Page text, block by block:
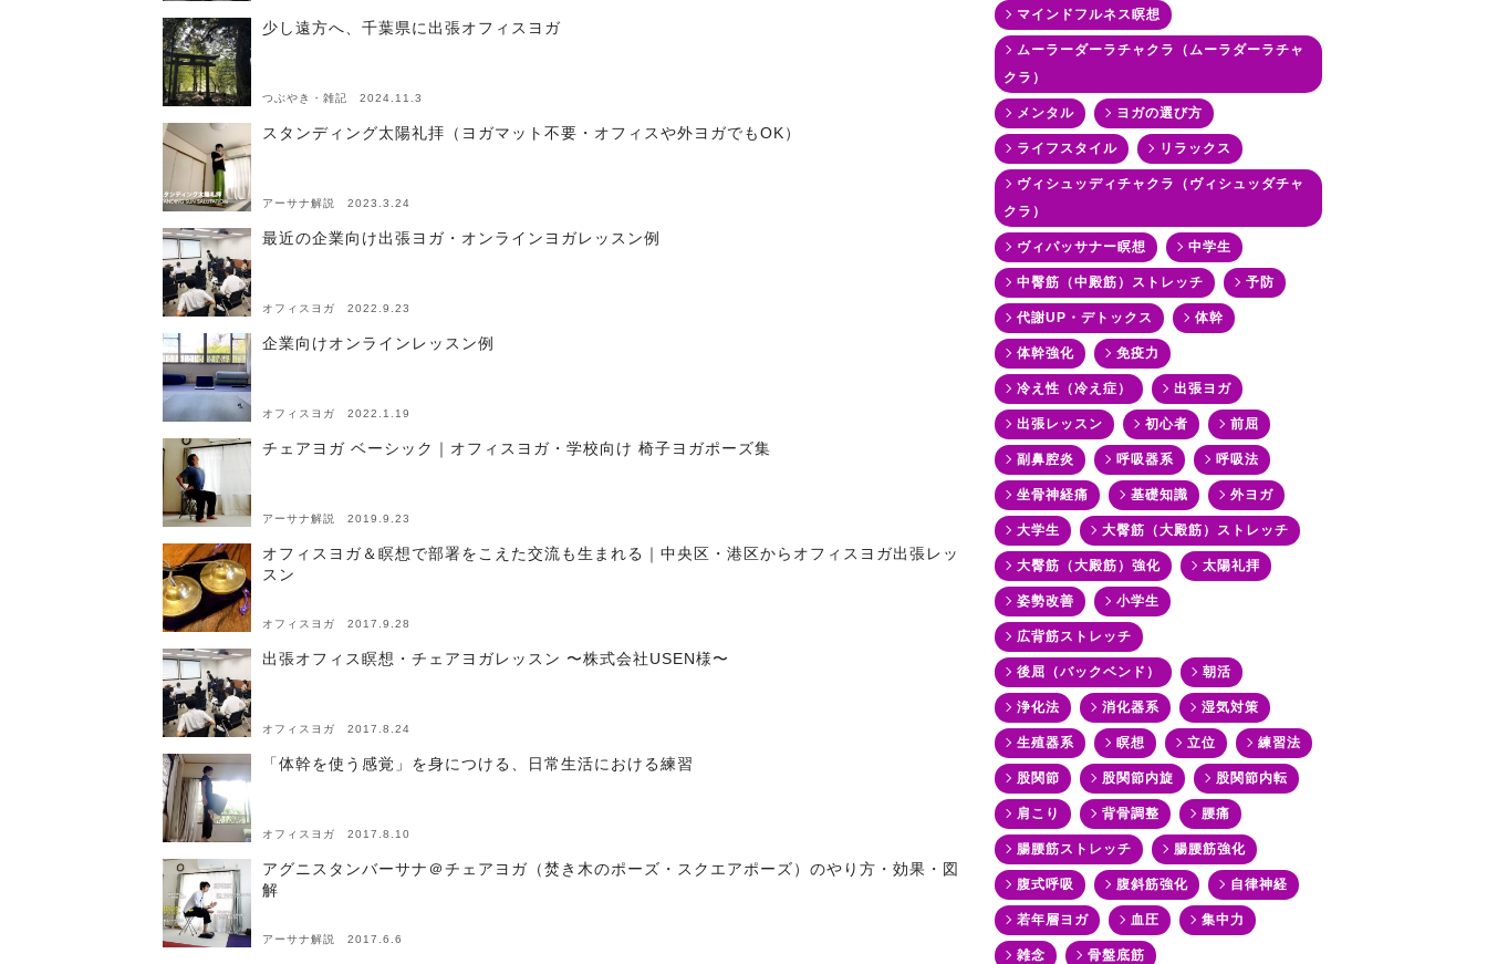
少し遠方へ、千葉県に出張オフィスヨガ
つぶやき・雑記 2024.11.3
スタンディング太陽礼拝（ヨガマット不要・オフィスや外ヨガでもOK）
アーサナ解説 2023.3.24
最近の企業向け出張ヨガ・オンラインヨガレッスン例
オフィスヨガ 2022.9.23
企業向けオンラインレッスン例
オフィスヨガ 2022.1.19
チェアヨガ ベーシック｜オフィスヨガ・学校向け 椅子ヨガポーズ集
アーサナ解説 2019.9.23
オフィスヨガ＆瞑想で部署をこえた交流も生まれる｜中央区・港区からオフィスヨガ出張レッ
スン
オフィスヨガ 2017.9.28
出張オフィス瞑想・チェアヨガレッスン 〜株式会社USEN様〜
オフィスヨガ 2017.8.24
「体幹を使う感覚」を身につける、日常生活における練習
オフィスヨガ 2017.8.10
アグニスタンバーサナ＠チェアヨガ（焚き木のポーズ・スクエアポーズ）のやり方・効果・図
解
アーサナ解説 2017.6.6
マインドフルネス瞑想
ムーラーダーラチャクラ（ムーラダーラチャ
クラ）
メンタル ヨガの選び方
ライフスタイル リラックス
ヴィシュッディチャクラ（ヴィシュッダチャ
クラ）
ヴィパッサナー瞑想 中学生
中臀筋（中殿筋）ストレッチ 予防
代謝UP・デトックス 体幹
体幹強化 免疫力
冷え性（冷え症） 出張ヨガ
出張レッスン 初心者 前屈
副鼻腔炎 呼吸器系 呼吸法
坐骨神経痛 基礎知識 外ヨガ
大学生 大臀筋（大殿筋）ストレッチ
大臀筋（大殿筋）強化 太陽礼拝
姿勢改善 小学生
広背筋ストレッチ
後屈（バックベンド） 朝活
浄化法 消化器系 湿気対策
生殖器系 瞑想 立位 練習法
股関節 股関節内旋 股関節内転
肩こり 背骨調整 腰痛
腸腰筋ストレッチ 腸腰筋強化
腹式呼吸 腹斜筋強化 自律神経
若年層ヨガ 血圧 集中力
雑念 骨盤底筋